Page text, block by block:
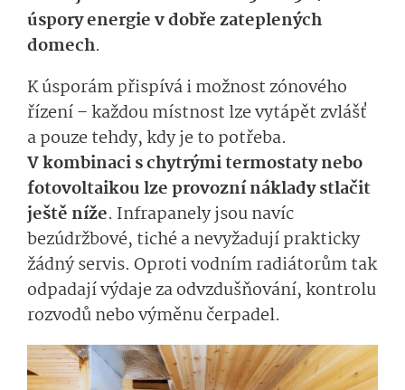
úspory energie v dobře zateplených
domech.
K úsporám přispívá i možnost zónového
řízení – každou místnost lze vytápět zvlášť
a pouze tehdy, kdy je to potřeba.
V kombinaci s chytrými termostaty nebo
fotovoltaikou lze provozní náklady stlačit
ještě níže. Infrapanely jsou navíc
bezúdržbové, tiché a nevyžadují prakticky
žádný servis. Oproti vodním radiátorům tak
odpadají výdaje za odvzdušňování, kontrolu
rozvodů nebo výměnu čerpadel.